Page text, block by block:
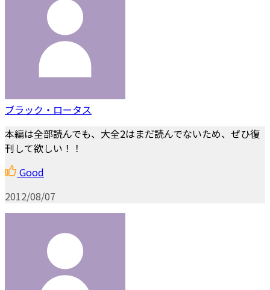
ブラック・ロータス
本編は全部読んでも、大全2はまだ読んでないため、ぜひ復
刊して欲しい！！
Good
2012/08/07